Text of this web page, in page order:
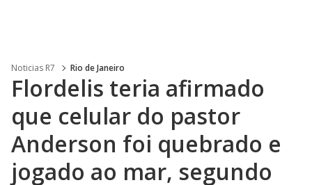
Noticias R7 Rio de Janeiro
Flordelis teria afirmado
que celular do pastor
Anderson foi quebrado e
jogado ao mar, segundo